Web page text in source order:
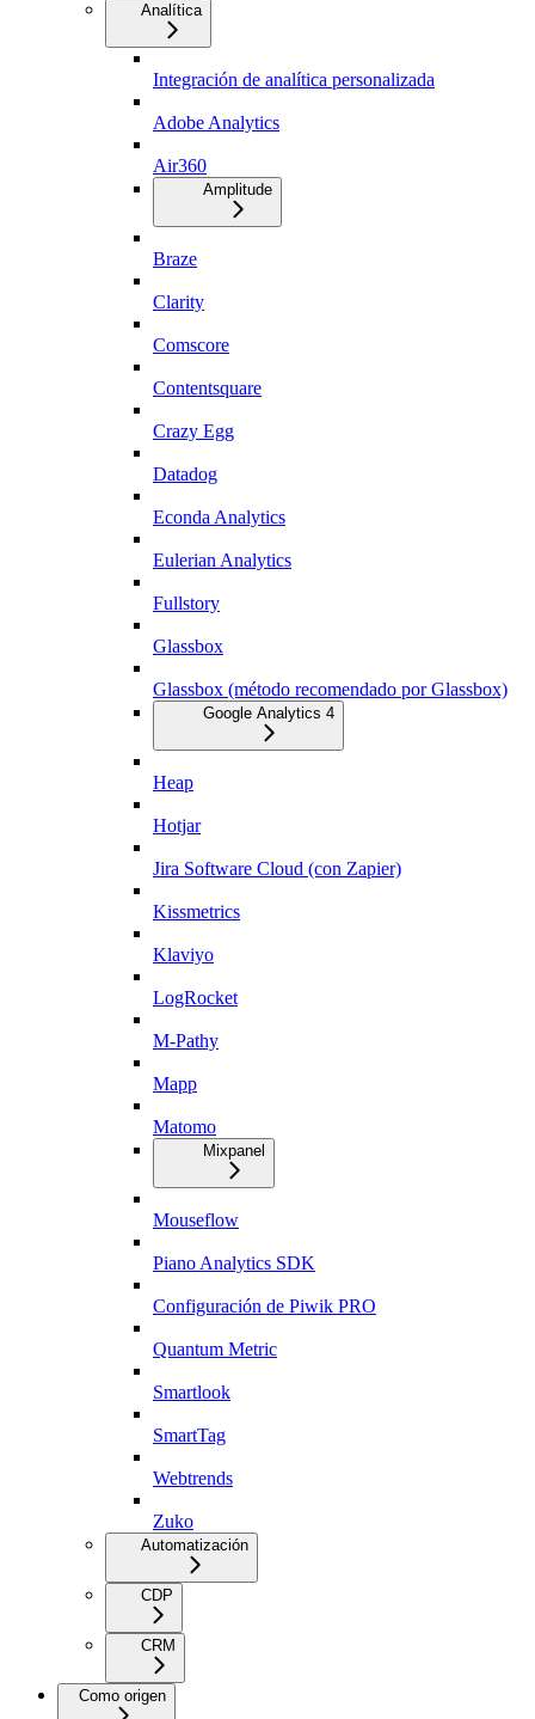
Analítica
Integración de analítica personalizada
Adobe Analytics
Air360
Amplitude
Braze
Clarity
Comscore
Contentsquare
Crazy Egg
Datadog
Econda Analytics
Eulerian Analytics
Fullstory
Glassbox
Glassbox (método recomendado por Glassbox)
Google Analytics 4
Heap
Hotjar
Jira Software Cloud (con Zapier)
Kissmetrics
Klaviyo
LogRocket
M-Pathy
Mapp
Matomo
Mixpanel
Mouseflow
Piano Analytics SDK
Configuración de Piwik PRO
Quantum Metric
Smartlook
SmartTag
Webtrends
Zuko
Automatización
CDP
CRM
Como origen